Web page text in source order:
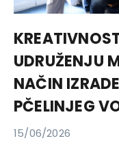
UDRUŽENJU
NAČIN
PČELINJEG
15/06/2026